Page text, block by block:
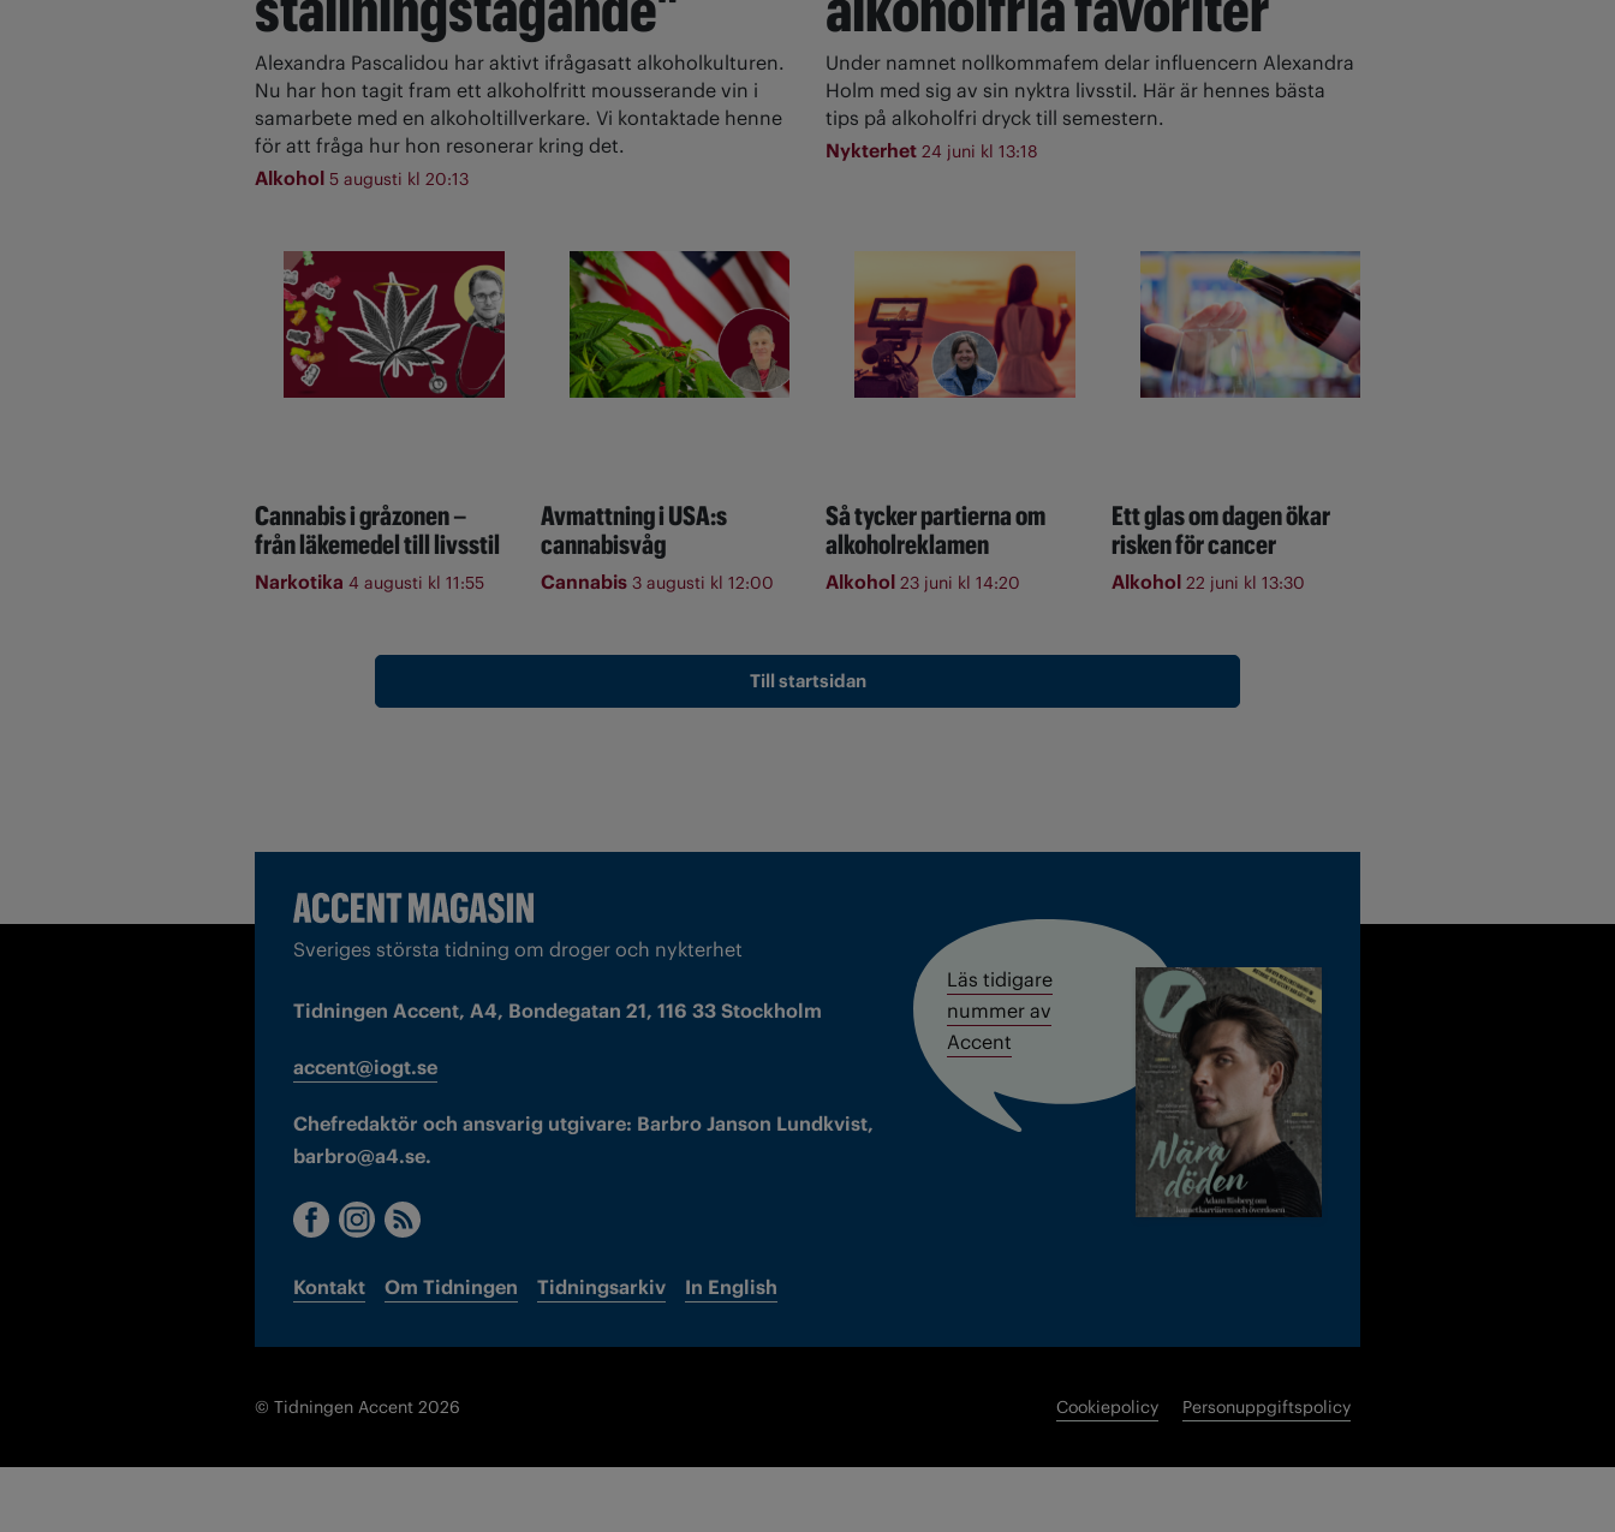
Alexandra Pascalidou har aktivt ifrågasatt alkoholkulturen.
Nu har hon tagit fram ett alkoholfritt mousserande vin i
samarbete med en alkoholtillverkare. Vi kontaktade henne
för att fråga hur hon resonerar kring det.
Alkohol 5 augusti kl 20:13
Cannabis i gråzonen –
från läkemedel till livsstil
Narkotika 4 augusti kl 11:55
Avmattning i USA:s
cannabisvåg
Cannabis 3 augusti kl 12:00
Under namnet nollkommafem delar influencern Alexandra
Holm med sig av sin nyktra livsstil. Här är hennes bästa
tips på alkoholfri dryck till semestern.
Nykterhet 24 juni kl 13:18
Så tycker partierna om
alkoholreklamen
Alkohol 23 juni kl 14:20
Ett glas om dagen ökar
risken för cancer
Alkohol 22 juni kl 13:30
Till startsidan
Sveriges största tidning om droger och nykterhet
Tidningen Accent, A4, Bondegatan 21, 116 33 Stockholm
accent@iogt.se
Chefredaktör och ansvarig utgivare: Barbro Janson Lundkvist,
barbro@a4.se.
Kontakt Om Tidningen Tidningsarkiv In English
Läs tidigare
nummer av
Accent
© Tidningen Accent 2026 Cookiepolicy Personuppgiftspolicy